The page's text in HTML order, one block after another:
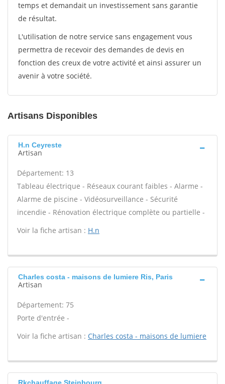
temps et demandait un investissement sans garantie
de résultat.
L'utilisation de notre service sans engagement vous
permettra de recevoir des demandes de devis en
fonction des creux de votre activité et ainsi assurer un
avenir à votre société.
Artisans Disponibles
H.n Ceyreste
Artisan
Département: 13
Tableau électrique - Réseaux courant faibles - Alarme -
Alarme de piscine - Vidéosurveillance - Sécurité
incendie - Rénovation électrique complète ou partielle -
Voir la fiche artisan : H.n
Charles costa - maisons de lumiere Ris, Paris
Artisan
Département: 75
Porte d'entrée -
Voir la fiche artisan : Charles costa - maisons de lumiere